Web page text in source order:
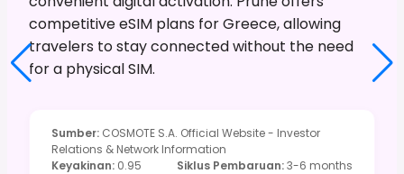
competitive eSIM plans for Greece, allowing
travelers to stay connected without the need
for a physical SIM.
Sumber: COSMOTE S.A. Official Website - Investor
Relations & Network Information
Keyakinan: 0.95 Siklus Pembaruan:3-6 months